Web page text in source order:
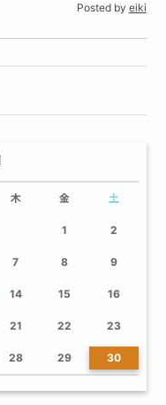
Posted by eiki
木 金 土
1 2
7 8 9
14 15 16
21 22 23
28 29 30